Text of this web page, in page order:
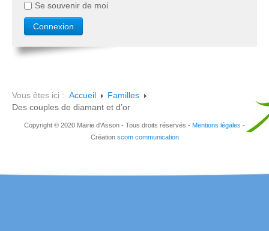
Se souvenir de moi
Vous êtes ici : Accueil
Familles
Des couples de diamant et d’or
Copyright © 2020 Mairie d'Asson - Tous droits réservés - Mentions légales -
Création scom communication